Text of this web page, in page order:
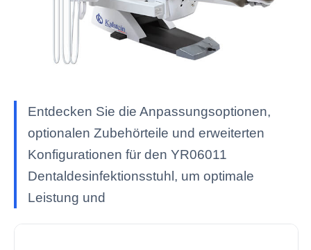
Entdecken Sie die Anpassungsoptionen,
optionalen Zubehörteile und erweiterten
Konfigurationen für den YR06011
Dentaldesinfektionsstuhl, um optimale
Leistung und